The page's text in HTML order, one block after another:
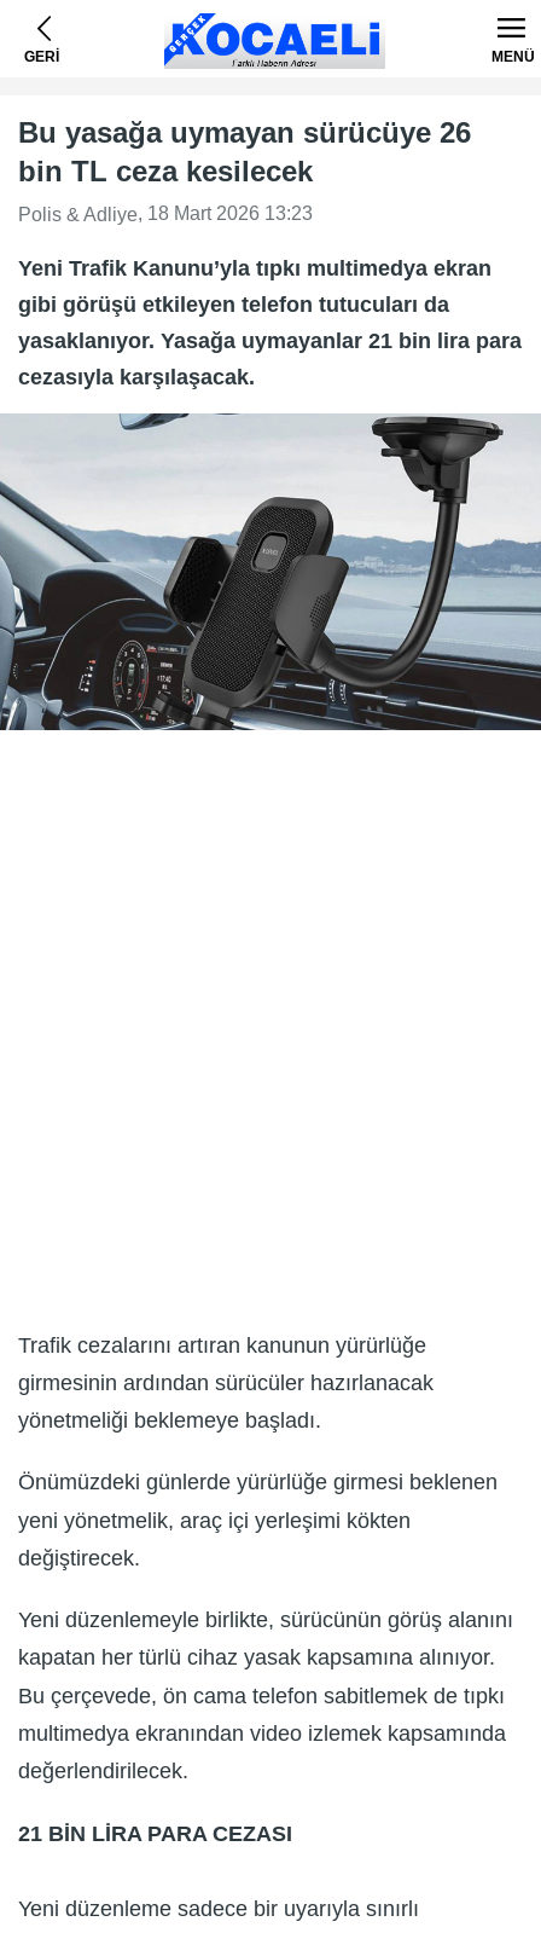
GERİ MENÜ
Bu yasağa uymayan sürücüye 26
bin TL ceza kesilecek
Polis & Adliye, 18 Mart 2026 13:23
Yeni Trafik Kanunu’yla tıpkı multimedya ekran
gibi görüşü etkileyen telefon tutucuları da
yasaklanıyor. Yasağa uymayanlar 21 bin lira para
cezasıyla karşılaşacak.
Trafik cezalarını artıran kanunun yürürlüğe
girmesinin ardından sürücüler hazırlanacak
yönetmeliği beklemeye başladı.
Önümüzdeki günlerde yürürlüğe girmesi beklenen
yeni yönetmelik, araç içi yerleşimi kökten
değiştirecek.
Yeni düzenlemeyle birlikte, sürücünün görüş alanını
kapatan her türlü cihaz yasak kapsamına alınıyor.
Bu çerçevede, ön cama telefon sabitlemek de tıpkı
multimedya ekranından video izlemek kapsamında
değerlendirilecek.
21 BİN LİRA PARA CEZASI
Yeni düzenleme sadece bir uyarıyla sınırlı